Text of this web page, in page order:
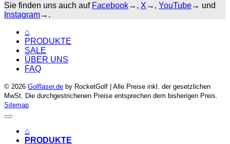
Sie finden uns auch auf Facebook→, X →, YouTube→ und
Instagram→.
⌂
PRODUKTE
SALE
ÜBER UNS
FAQ
© 2026 Golflaser.de by RocketGolf | Alle Preise inkl. der gesetzlichen
MwSt. Die durchgestrichenen Preise entsprechen dem bisherigen Preis.
Sitemap
⌂
PRODUKTE